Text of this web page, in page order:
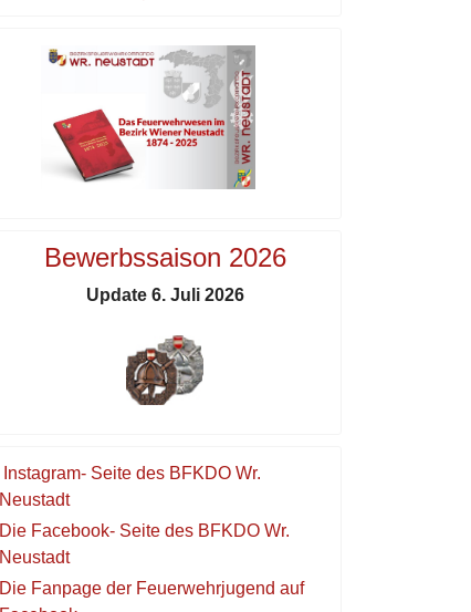
Bewerbssaison 2026
Update 6. Juli 2026
Instagram- Seite des BFKDO Wr.
Neustadt
Die Facebook- Seite des BFKDO Wr.
Neustadt
Die Fanpage der Feuerwehrjugend auf